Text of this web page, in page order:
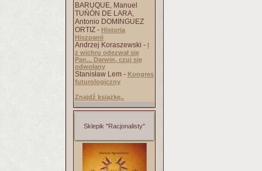
BARUQUE, Manuel
TUŃÓN DE LARA,
Antonio DOMINGUEZ
ORTIZ - Historia
Hiszpanii
Andrzej Koraszewski - I
z wichru odezwał się
Pan... Darwin, czuj się
odwołany
Stanisław Lem - Kongres
futurologiczny
Znajdź książkę..
Sklepik "Racjonalisty"